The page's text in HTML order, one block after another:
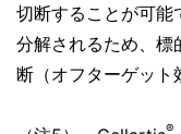
切断することが可能
分解されるため、標
断（オフターゲット
®